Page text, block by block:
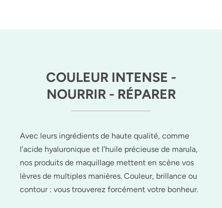
COULEUR INTENSE -
NOURRIR - RÉPARER
Avec leurs ingrédients de haute qualité, comme
l’acide hyaluronique et l’huile précieuse de marula,
nos produits de maquillage mettent en scène vos
lèvres de multiples manières. Couleur, brillance ou
contour : vous trouverez forcément votre bonheur.